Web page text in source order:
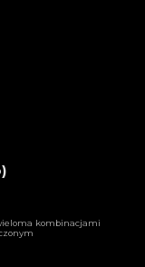
kombinacjami